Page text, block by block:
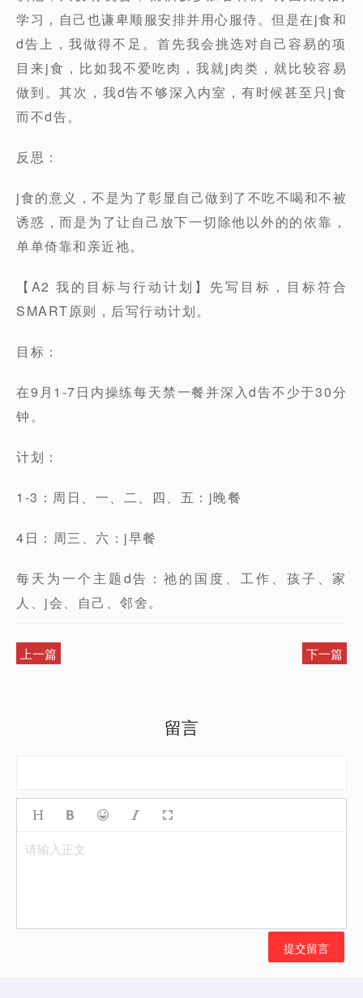
学习，自己也谦卑顺服安排并用心服侍。但是在j食和
d告上，我做得不足。首先我会挑选对自己容易的项
目来j食，比如我不爱吃肉，我就j肉类，就比较容易
做到。其次，我d告不够深入内室，有时候甚至只j食
而不d告。
反思：
j食的意义，不是为了彰显自己做到了不吃不喝和不被
诱惑，而是为了让自己放下一切除他以外的的依靠，
单单倚靠和亲近祂。
【A2 我的目标与行动计划】先写目标，目标符合
SMART原则，后写行动计划。
目标：
在9月1-7日内操练每天禁一餐并深入d告不少于30分
钟。
计划：
1-3：周日、一、二、四、五：j晚餐
4日：周三、六：j早餐
每天为一个主题d告：祂的国度、工作、孩子、家
人、j会、自己、邻舍。
上一篇 下一篇
留言
请输入正文
提交留言